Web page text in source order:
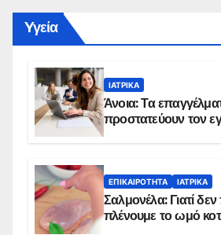
Yγεία
ΙΑΤΡΙΚΆ
Άνοια: Τα
προστατεύουν τον
ΕΠΙΚΑΙΡΌΤΗΤΑ ΙΑΤΡΙΚΆ
Σαλμονέλα: Γιατί
πλένουμε το ωμό